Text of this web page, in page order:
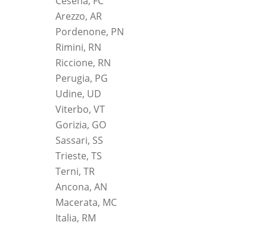
Arezzo, AR
Pordenone, PN
Rimini, RN
Riccione, RN
Perugia, PG
Udine, UD
Viterbo, VT
Gorizia, GO
Sassari, SS
Trieste, TS
Terni, TR
Ancona, AN
Macerata, MC
Italia, RM